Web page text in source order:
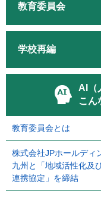
教育委員会
学校再編
AI（
こん
教育委員会とは
株式会社JPホールディ
九州と「地域活性化及
連携協定」を締結